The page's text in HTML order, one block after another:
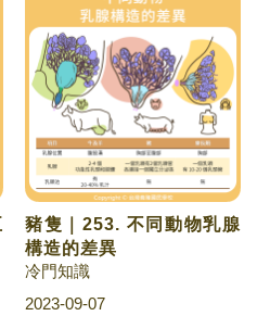
豬隻｜253. 不同動物乳腺
構造的差異
冷門知識
2023-09-07